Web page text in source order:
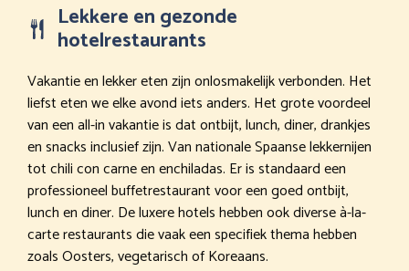
Lekkere en gezonde
hotelrestaurants
Vakantie en lekker eten zijn onlosmakelijk verbonden. Het
liefst eten we elke avond iets anders. Het grote voordeel
van een all-in vakantie is dat ontbijt, lunch, diner, drankjes
en snacks inclusief zijn. Van nationale Spaanse lekkernijen
tot chili con carne en enchiladas. Er is standaard een
professioneel buffetrestaurant voor een goed ontbijt,
lunch en diner. De luxere hotels hebben ook diverse à-la-
carte restaurants die vaak een specifiek thema hebben
zoals Oosters, vegetarisch of Koreaans.